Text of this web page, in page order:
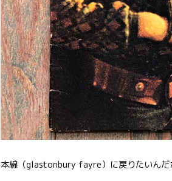
本線（glastonbury fayre）に戻りたいんだ